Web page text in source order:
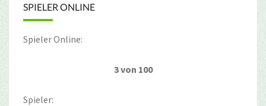
SPIELER ONLINE
Spieler Online:
3 von 100
Spieler: